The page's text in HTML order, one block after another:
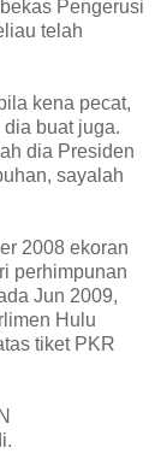
Pengerusi
telah
kena pecat,
buat juga.
dia Presiden
sayalah
2008 ekoran
perhimpunan
Jun 2009,
Hulu
tiket PKR